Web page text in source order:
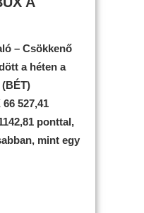
– Csökkenő
a héten a
527,41
ponttal,
mint egy